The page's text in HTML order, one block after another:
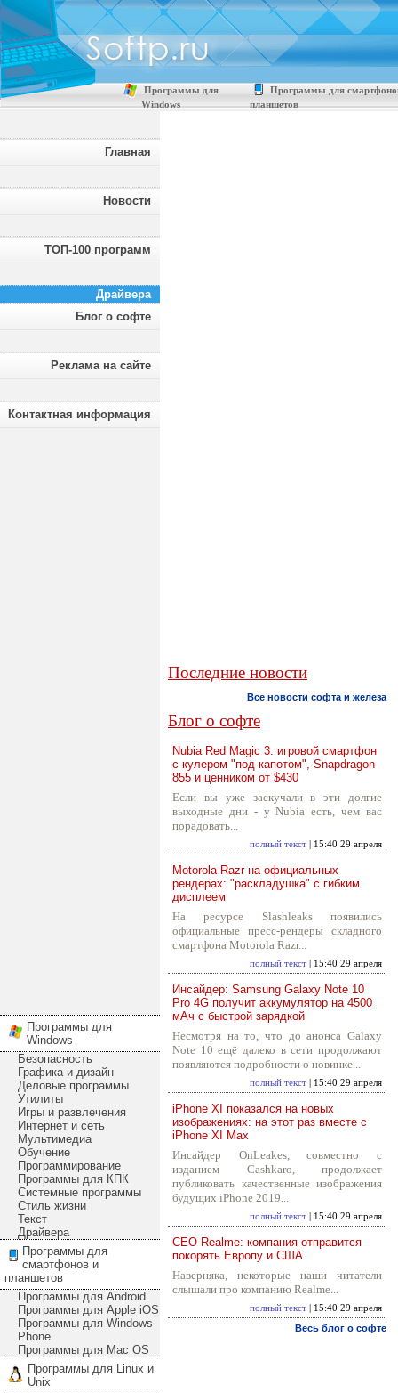
Программы для
Windows
Программы для
планшетов
Главная
Новости
ТОП-100 программ
Драйвера
Блог о софте
Реклама на сайте
Контактная информация
Программы для
Windows
Безопасность
Графика и дизайн
Деловые программы
Утилиты
Игры и развлечения
Интернет и сеть
Мультимедиа
Обучение
Программирование
Программы для КПК
Системные программы
Стиль жизни
Текст
Драйвера
Программы для
смартфонов и
планшетов
Программы для Android
Программы для Apple iOS
Программы для Windows
Phone
Программы для Mac OS
Программы для Linux и
Unix
Последние новости
Все новости софта и железа
Блог о софте
Nubia Red Magic 3: игровой смартфон
с кулером "под капотом", Snapdragon
855 и ценником от $430
Если вы уже заскучали в эти долгие
выходные дни - у Nubia есть, чем вас
порадовать...
полный текст | 15:40 29 апреля
Motorola Razr на официальных
рендерах: "раскладушка" с гибким
дисплеем
На ресурсе Slashleaks появились
официальные пресс-рендеры складного
смартфона Motorola Razr...
полный текст | 15:40 29 апреля
Инсайдер: Samsung Galaxy Note 10
Pro 4G получит аккумулятор на 4500
мАч с быстрой зарядкой
Несмотря на то, что до анонса Galaxy
Note 10 ещё далеко в сети продолжают
появляются подробности о новинке...
полный текст | 15:40 29 апреля
iPhone XI показался на новых
изображениях: на этот раз вместе с
iPhone XI Max
Инсайдер OnLeakes, совместно с
изданием Cashkaro, продолжает
публиковать качественные изображения
будущих iPhone 2019...
полный текст | 15:40 29 апреля
CEO Realme: компания отправится
покорять Европу и США
Наверняка, некоторые наши читатели
слышали про компанию Realme...
полный текст | 15:40 29 апреля
Весь блог о софте